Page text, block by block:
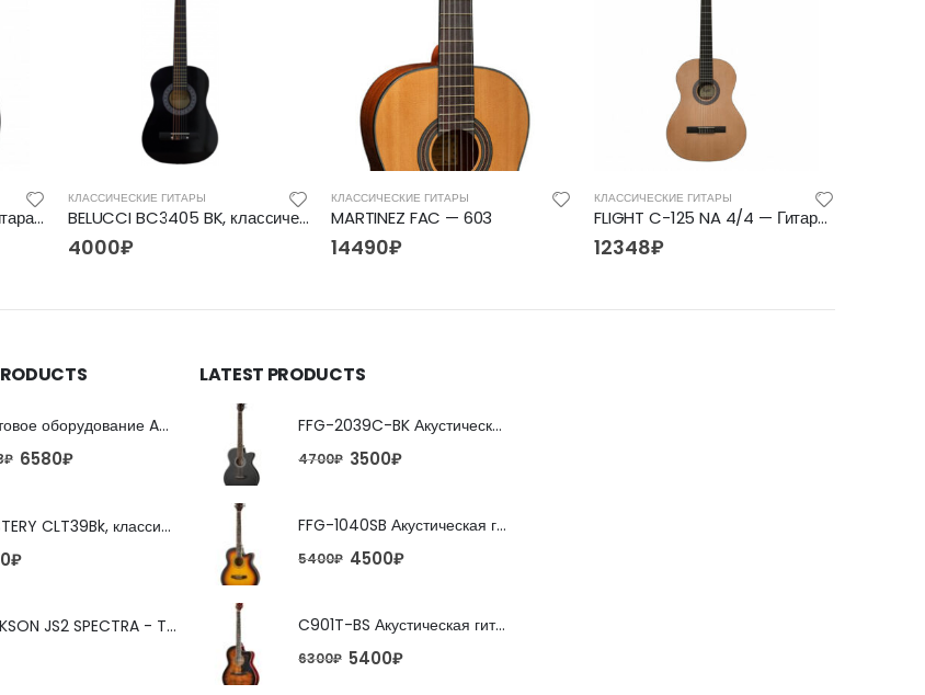
FLIGHT C-120 BK 4/4 — Гитара классическая 4/4 Флайт
КЛАССИЧЕСКИЕ ГИТАРЫ
BELUCCI BC3405 BK, классическая гитара
4000₽
КЛАССИЧЕСКИЕ ГИТАРЫ
MARTINEZ FAC — 603
14490₽
КЛАССИЧЕСКИЕ ГИТАРЫ
FLIGHT C-125 NA 4/4 — Гитара классическая 4/4 Флайт
12348₽
Световое оборудование ADJ FX Beam
₽ 6580₽
MYSTERY CLT39Bk, классическая гитара
₽
JACKSON JS2 SPECTRA - TOBACCO BURST 4-струнная бас-гитара
LATEST PRODUCTS
FFG-2039C-BK Акустическая гитара, черная, Foix
4700₽ 3500₽
FFG-1040SB Акустическая гитара, санберст, с вырезом, Foix
5400₽ 4500₽
C901T-BS Акустическая гитара, с вырезом, санберст, Caraya
6300₽ 5400₽